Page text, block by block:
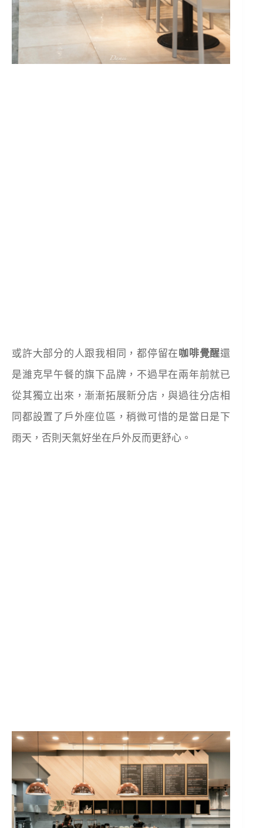
或許大部分的人跟我相同，都停留在咖啡覺醒還
是濰克早午餐的旗下品牌，不過早在兩年前就已
從其獨立出來，漸漸拓展新分店，與過往分店相
同都設置了戶外座位區，稍微可惜的是當日是下
雨天，否則天氣好坐在戶外反而更舒心。